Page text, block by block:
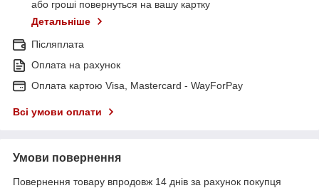
або гроші повернуться на вашу картку
Детальніше
Післяплата
Оплата на рахунок
Оплата картою Visa, Mastercard - WayForPay
Всі умови оплати
Умови повернення
Повернення товару впродовж 14 днів за рахунок покупця